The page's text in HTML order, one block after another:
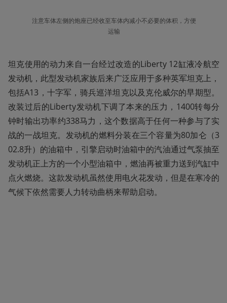
注意车体左侧的炮座已经收至车体内减小不必要的体积，方便
运输
坦克使用的动力来自一台经过改造的Liberty 12缸液冷航空
发动机，此型发动机家族后来广泛应用于多种英军坦克上，
包括A13，十字军，骑兵巡洋坦克以及克伦威尔的早期型。
改装过后的Liberty发动机下调了本来的压力，1400转每分
钟时输出功率约338马力，这个数据高于任何一种参与了实
战的一战坦克。发动机的燃料分装在三个容量为80加仑（3
02.8升）的油箱中，引擎启动时油箱中的汽油通过气泵抽至
发动机正上方的一个小型油箱中，燃油再被重力送到汽缸中
点火燃烧。这款发动机虽然使用电火花发动，但是在寒冷的
气候下依然需要人力转动曲柄来帮助启动。